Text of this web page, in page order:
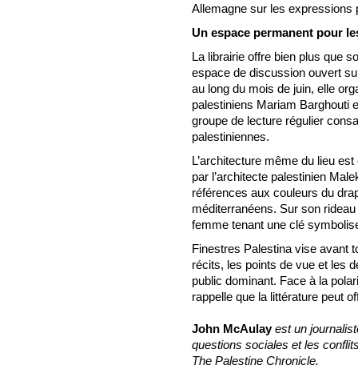
Allemagne sur les expressions
Un espace permanent pour
La librairie offre bien plus que
espace de discussion ouvert
au long du mois de juin, elle
palestiniens Mariam Barghouti
groupe de lecture régulier
palestiniennes.
L’architecture même du lieu
par l’architecte palestinien
références aux couleurs du
méditerranéens. Sur son
femme tenant une clé
Finestres Palestina vise avant
récits, les points de vue et les
public dominant. Face à la
rappelle que la littérature peut
John McAulayest un
questions sociales et les
The Palestine Chronicle.